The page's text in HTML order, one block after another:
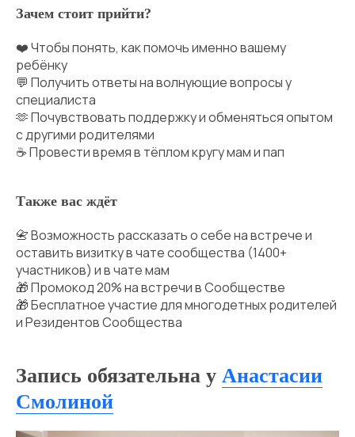
Зачем стоит прийти?
❤️ Чтобы понять, как помочь именно вашему
ребёнку
💬 Получить ответы на волнующие вопросы у
специалиста
🫶 Почувствовать поддержку и обменяться опытом
с другими родителями
☕ Провести время в тёплом кругу мам и пап
Также вас ждёт
📇 Возможность рассказать о себе на встрече и
оставить визитку в чате сообщества (1400+
участников) и в чате мам
🎁 Промокод 20% на встречи в Сообществе
🎁 Бесплатное участие для многодетных родителей
и Резидентов Сообщества
Запись обязательна у Анастасии
Смолиной